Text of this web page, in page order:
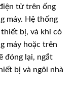
tử trên ống
máy. Hệ thống
bị, và khi có
máy hoặc trên
đóng lại, ngắt
bị và ngôi nhà